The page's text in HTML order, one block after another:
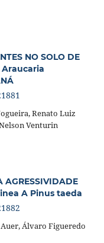
NO SOLO DE
Araucaria
Renato Luiz
Venturin
AGRESSIVIDADE
A Pinus taeda
Auer, Álvaro Figueredo